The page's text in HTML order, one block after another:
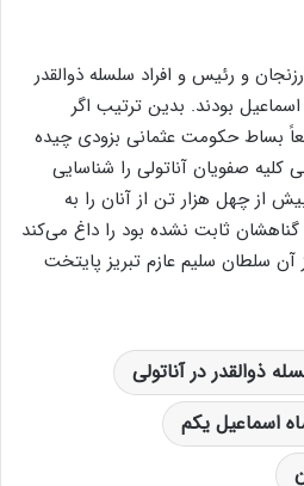
و رئیس و افراد سلسله ذوالقدر
بودند. بدین ترتیب اگر
بساط حکومت عثمانی بزودی چیده
صفویان آناتولی را شناسایی
از چهل هزار تن از آنان را به
ثابت نشده بود را داغ می‌کند
آن سلطان سلیم عازم تبریز پایتخت
ذوالقدر در آناتولی
اسماعیل یکم